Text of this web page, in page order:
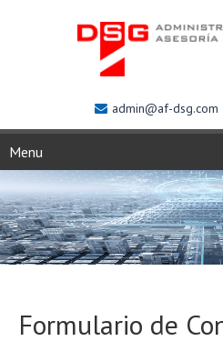
admin@af-dsg.com
Menu
Formulario de